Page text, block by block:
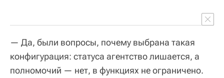
— Да, были вопросы, почему выбрана такая
конфигурация: статуса агентство лишается, а
полномочий — нет, в функциях не ограничено.